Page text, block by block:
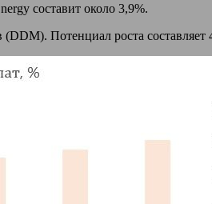
составит около 3,9%.
Потенциал роста составляет